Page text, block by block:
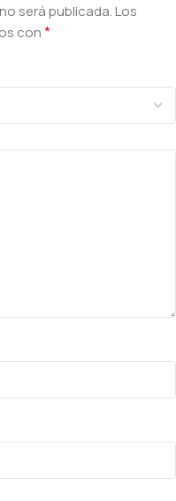
será publicada.Los
con*